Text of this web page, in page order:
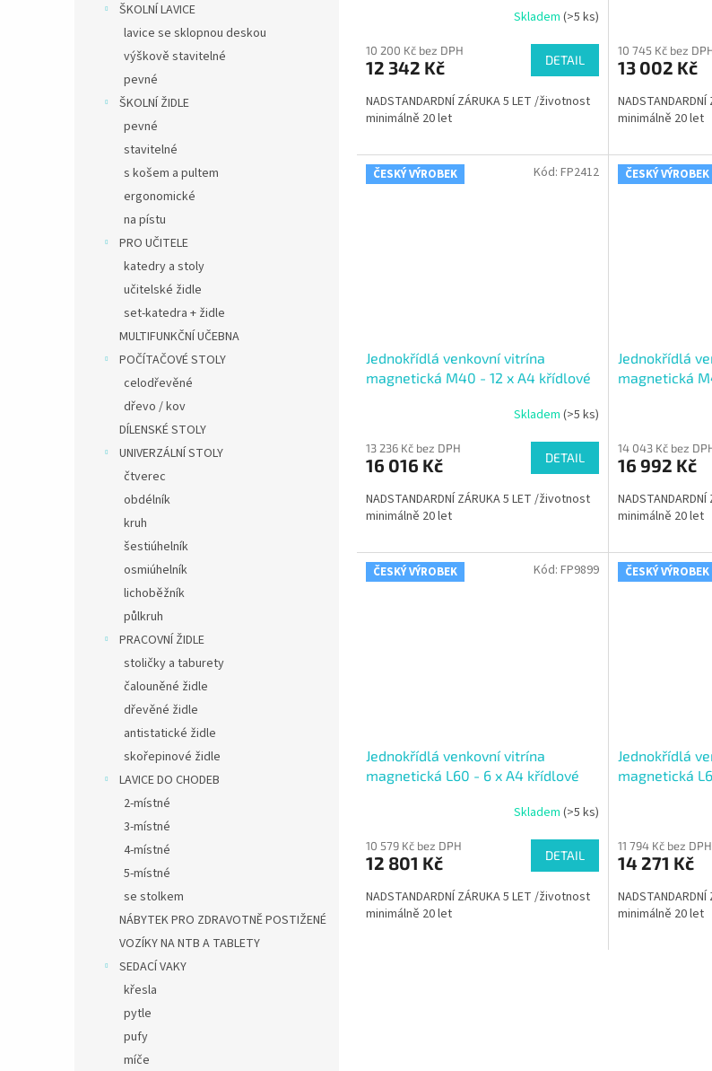
ŠKOLNÍ LAVICE
lavice se sklopnou deskou
výškově stavitelné
pevné
ŠKOLNÍ ŽIDLE
pevné
stavitelné
s košem a pultem
ergonomické
na pístu
PRO UČITELE
katedry a stoly
učitelské židle
set-katedra + židle
MULTIFUNKČNÍ UČEBNA
POČÍTAČOVÉ STOLY
celodřevěné
dřevo / kov
DÍLENSKÉ STOLY
UNIVERZÁLNÍ STOLY
čtverec
obdélník
kruh
šestiúhelník
osmiúhelník
lichoběžník
půlkruh
PRACOVNÍ ŽIDLE
stoličky a taburety
čalouněné židle
dřevěné židle
antistatické židle
skořepinové židle
LAVICE DO CHODEB
2-místné
3-místné
4-místné
5-místné
se stolkem
NÁBYTEK PRO ZDRAVOTNĚ POSTIŽENÉ
VOZÍKY NA NTB A TABLETY
SEDACÍ VAKY
křesla
pytle
pufy
míče
Skladem (>5 ks)
10 200 Kč bez DPH
12 342 Kč DETAIL
NADSTANDARDNÍ ZÁRUKA 5 LET /životnost
minimálně 20 let
10 745 Kč bez
13 002 Kč
minimálně 20 let
ČESKÝ VÝROBEK
Jednokřídlá venkovní vitrína
magnetická M40 - 12 x A4 křídlové
Skladem (>5 ks)
13 236 Kč bez DPH
16 016 Kč DETAIL
NADSTANDARDNÍ ZÁRUKA 5 LET /životnost
minimálně 20 let
Kód: FP2412 ČESKÝ VÝROBEK
Jednokřídlá
magnetická
14 043 Kč bez
16 992 Kč
minimálně 20 let
ČESKÝ VÝROBEK
Jednokřídlá venkovní vitrína
magnetická L60 - 6 x A4 křídlové
Skladem (>5 ks)
10 579 Kč bez DPH
12 801 Kč DETAIL
NADSTANDARDNÍ ZÁRUKA 5 LET /životnost
minimálně 20 let
Kód: FP9899 ČESKÝ VÝROBEK
Jednokřídlá
magnetická
11 794 Kč bez DPH
14 271 Kč
minimálně 20 let